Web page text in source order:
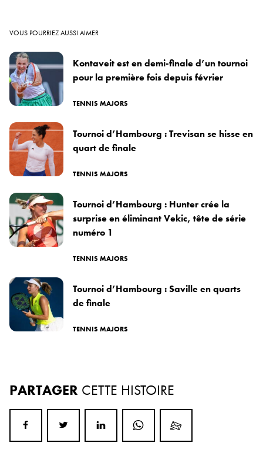
VOUS POURRIEZ AUSSI AIMER
Kontaveit est en demi-finale d’un tournoi
pour la première fois depuis février
TENNIS MAJORS
Tournoi d’Hambourg : Trevisan se hisse en
quart de finale
TENNIS MAJORS
Tournoi d’Hambourg : Hunter crée la
surprise en éliminant Vekic, tête de série
numéro 1
TENNIS MAJORS
Tournoi d’Hambourg : Saville en quarts
de finale
TENNIS MAJORS
PARTAGER CETTE HISTOIRE